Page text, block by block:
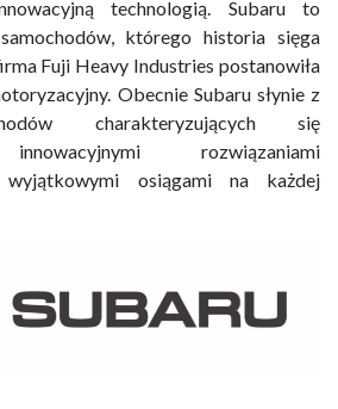
technologią. Subaru to
którego historia sięga
Fuji Heavy Industries postanowiła
Obecnie Subaru słynie z
charakteryzujących się
rozwiązaniami
osiągami na każdej